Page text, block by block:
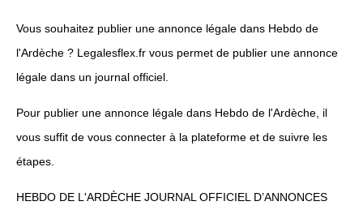
Vous souhaitez publier une annonce légale dans Hebdo de
l'Ardèche ? Legalesflex.fr vous permet de publier une annonce
légale dans un journal officiel.
Pour publier une annonce légale dans Hebdo de l'Ardèche, il
vous suffit de vous connecter à la plateforme et de suivre les
étapes.
HEBDO DE L'ARDÈCHE JOURNAL OFFICIEL D’ANNONCES